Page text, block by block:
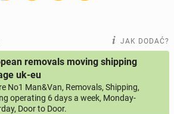
JAK DODAĆ?
removals moving shipping
uk-eu
No1 Man&Van, Removals, Shipping,
operating 6 days a week, Monday-
Door to Door.